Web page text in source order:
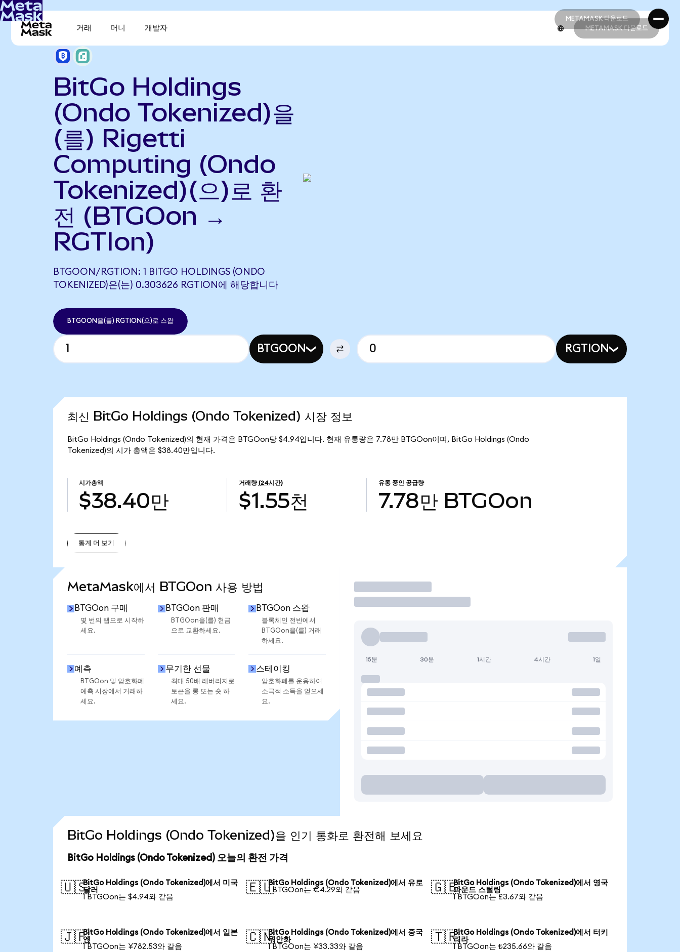
METAMASK 다운로드
METAMASK 다운로드
거래 머니 개발자 METAMASK 다운로드
BitGo Holdings
(Ondo Tokenized)을
(를) Rigetti
Computing (Ondo
Tokenized)(으)로 환
전 (BTGOon →
RGTIon)
BTGOON/RGTION: 1 BITGO HOLDINGS (ONDO
TOKENIZED)은(는) 0.303626 RGTION에 해당합니다
BTGOON을(를) RGTION(으)로 스왑
BTGOON RGTION
최신 BitGo Holdings (Ondo Tokenized) 시장 정보
BitGo Holdings (Ondo Tokenized)의 현재 가격은 BTGOon당 $4.94입니다. 현재 유통량은 7.78만 BTGOon이며, BitGo Holdings (Ondo
Tokenized)의 시가 총액은 $38.40만입니다.
시가총액
$38.40만
거래량 (24시간)
$1.55천
유통 중인 공급량
7.78만 BTGOon
통계 더 보기
MetaMask에서 BTGOon 사용 방법
BTGOon 구매
몇 번의 탭으로 시작하
세요.
BTGOon 판매
BTGOon을(를) 현금
으로 교환하세요.
BTGOon 스왑
블록체인 전반에서
BTGOon을(를) 거래
하세요.
예측
BTGOon 및 암호화폐
예측 시장에서 거래하
세요.
무기한 선물
최대 50배 레버리지로
토큰을 롱 또는 숏 하
세요.
스테이킹
암호화폐를 운용하여
소극적 소득을 얻으세
요.
거래
15분 30분 1시간 4시간 1일
BitGo Holdings (Ondo Tokenized)을 인기 통화로 환전해 보세요
BitGo Holdings (Ondo Tokenized) 오늘의 환전 가격
🇺🇸BitGo Holdings (Ondo Tokenized)에서 미국
달러
1 BTGOon는 $4.94와 같음
🇪🇺BitGo Holdings (Ondo Tokenized)에서 유로
1 BTGOon는 €4.29와 같음
🇬🇧BitGo Holdings (Ondo Tokenized)에서 영국
파운드 스털링
1 BTGOon는 £3.67와 같음
🇯🇵BitGo Holdings (Ondo Tokenized)에서 일본
엔
1 BTGOon는 ¥782.53와 같음
🇨🇳BitGo Holdings (Ondo Tokenized)에서 중국
위안화
1 BTGOon는 ¥33.33와 같음
🇹🇷BitGo Holdings (Ondo Tokenized)에서 터키
리라
1 BTGOon는 ₺235.66와 같음